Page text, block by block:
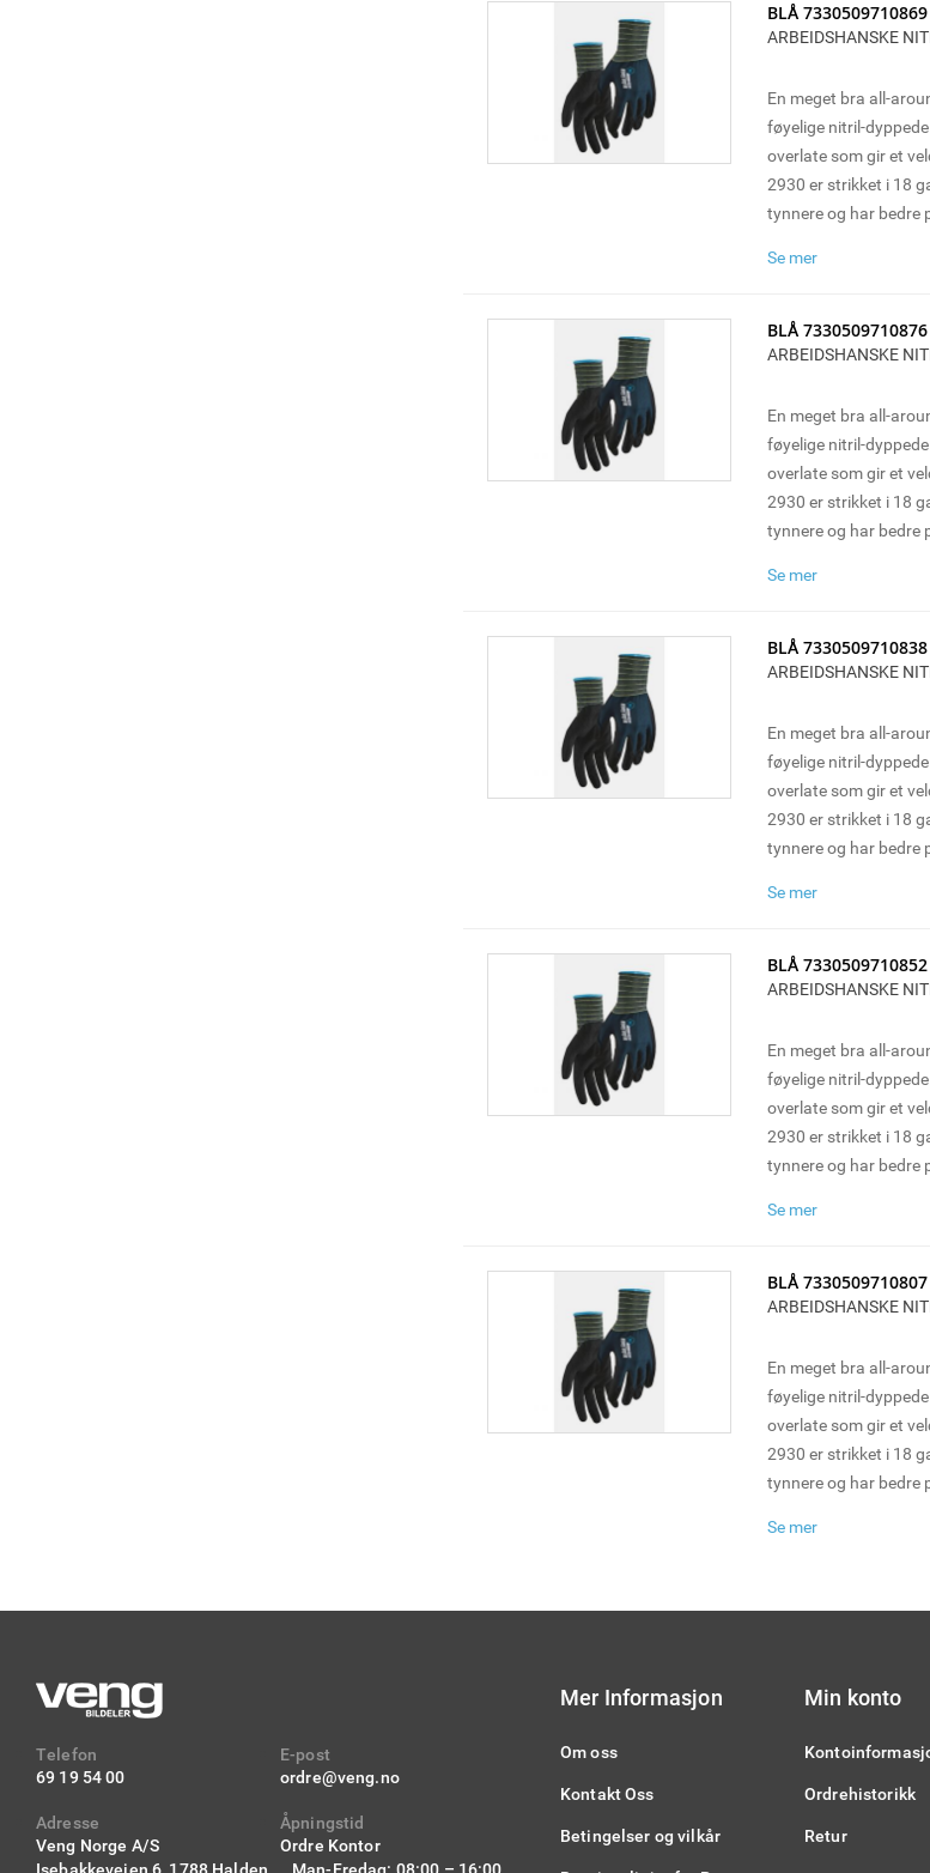
BLÅ 7330509710869
ARBEIDSHANSKE
En meget bra all-
føyelige nitril-
overlate som gir et
2930 er strikket i 18
tynnere og har bedre
oppgaver der det
Se mer
BLÅ 7330509710876
ARBEIDSHANSKE
En meget bra all-
føyelige nitril-
overlate som gir et
2930 er strikket i 18
tynnere og har bedre
oppgaver der det
Se mer
BLÅ 7330509710838
ARBEIDSHANSKE
En meget bra all-
føyelige nitril-
overlate som gir et
2930 er strikket i 18
tynnere og har bedre
oppgaver der det
Se mer
BLÅ 7330509710852
ARBEIDSHANSKE
En meget bra all-
føyelige nitril-
overlate som gir et
2930 er strikket i 18
tynnere og har bedre
oppgaver der det
Se mer
BLÅ 7330509710807
ARBEIDSHANSKE
En meget bra all-
føyelige nitril-
overlate som gir et
2930 er strikket i 18
tynnere og har bedre
oppgaver der det
Se mer
Telefon
69 19 54 00
Adresse
Veng Norge A/S
E-post
ordre@veng.no
Åpningstid
Ordre Kontor
Mer Informasjon
Om oss
Kontakt Oss
Betingelser og vilkår
Min konto
Ordrehistorikk
Retur